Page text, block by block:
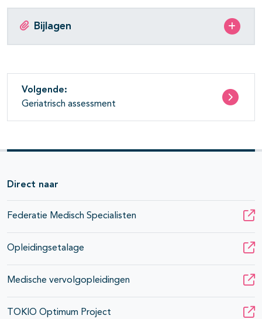
Bijlagen
Volgende:
Geriatrisch assessment
Direct naar
Federatie Medisch Specialisten
Opleidingsetalage
Medische vervolgopleidingen
TOKIO Optimum Project